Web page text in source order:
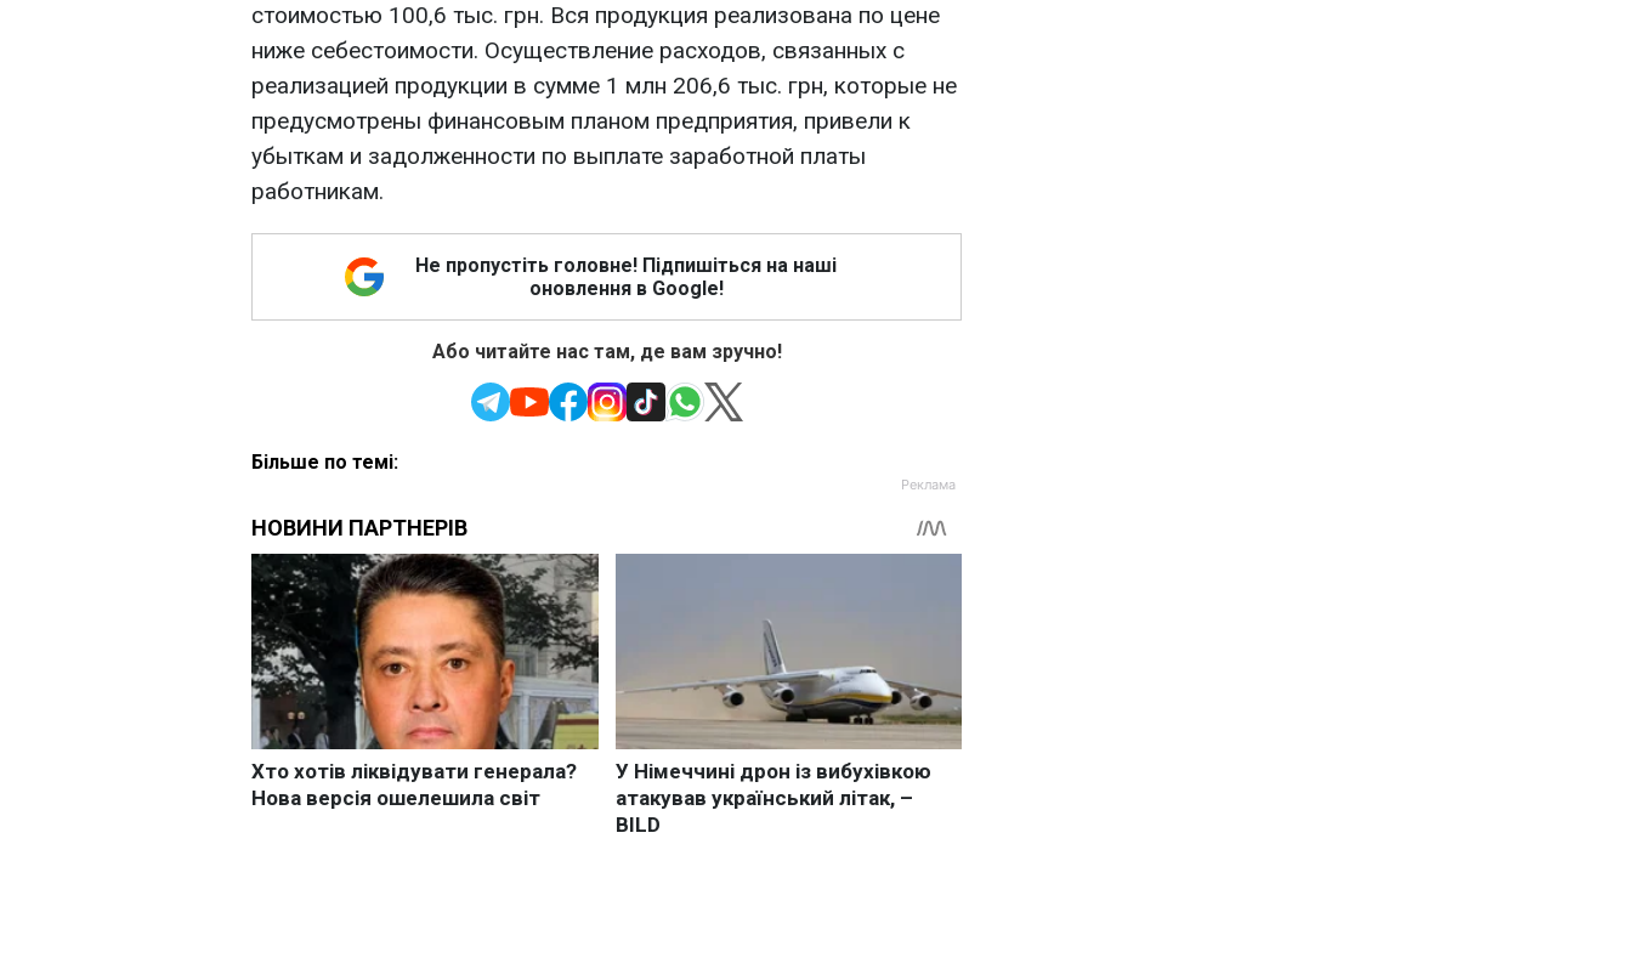
стоимостью 100,6 тыс. грн. Вся продукция реализована по цене
ниже себестоимости. Осуществление расходов, связанных с
реализацией продукции в сумме 1 млн 206,6 тыс. грн, которые не
предусмотрены финансовым планом предприятия, привели к
убыткам и задолженности по выплате заработной платы
работникам.
Не пропустіть головне! Підпишіться на наші
оновлення в Google!
Або читайте нас там, де вам зручно!
Більше по темі: